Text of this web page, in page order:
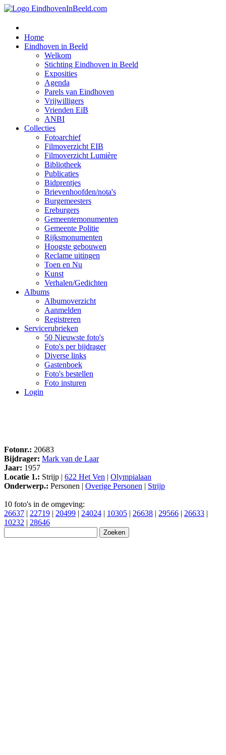
Home
Eindhoven in Beeld
Welkom
Stichting Eindhoven in Beeld
Exposities
Agenda
Parels van Eindhoven
Vrijwilligers
Vrienden EiB
ANBI
Collecties
Fotoarchief
Filmoverzicht EIB
Filmoverzicht Lumière
Bibliotheek
Publicaties
Bidprentjes
Brievenhoofden/nota's
Burgemeesters
Ereburgers
Gemeentemonumenten
Gemeente Politie
Rijksmonumenten
Hoogste gebouwen
Reclame uitingen
Toen en Nu
Kunst
Verhalen/Gedichten
Albums
Albumoverzicht
Aanmelden
Registreren
Servicerubrieken
50 Nieuwste foto's
Foto's per bijdrager
Diverse links
Gastenboek
Foto's bestellen
Foto insturen
Login
Fotonr.: 20683
Bijdrager: Mark van de Laar
Jaar: 1957
Locatie 1.: Strijp | 622 Het Ven | Olympialaan
Onderwerp.: Personen | Overige Personen | Strijp
10 foto's in de omgeving:
26637 | 22719 | 20499 | 24024 | 10305 | 26638 | 29566 | 26633 |
10232 | 28646